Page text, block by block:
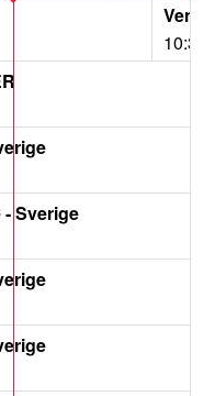
10:35
- Sverige